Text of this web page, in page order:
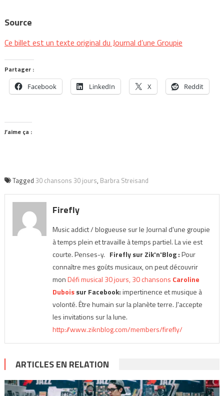
Source
Ce billet est un texte original du Journal d’une Groupie
Partager :
Facebook LinkedIn X Reddit
J’aime ça :
Tagged 30 chansons 30 jours, Barbra Streisand
Firefly
Music addict / blogueuse sur le Journal d'une groupie
à temps plein et travaille à temps partiel. La vie est
courte. Penses-y. Firefly sur Zik'n'Blog :Pour
connaître mes goûts musicaux, on peut découvrir
monDéfi musical 30 jours, 30 chansons Caroline
Duboissur Facebook:impertinence et musique à
volonté. Être humain sur la planète terre. J'accepte
les invitations sur la lune.
http://www.ziknblog.com/members/firefly/
ARTICLES EN RELATION